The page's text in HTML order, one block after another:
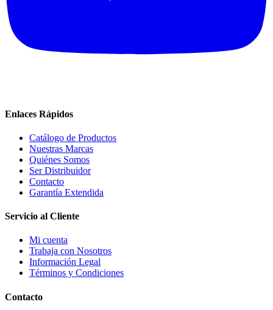
Enlaces Rápidos
Catálogo de Productos
Nuestras Marcas
Quiénes Somos
Ser Distribuidor
Contacto
Garantía Extendida
Servicio al Cliente
Mi cuenta
Trabaja con Nosotros
Información Legal
Términos y Condiciones
Contacto